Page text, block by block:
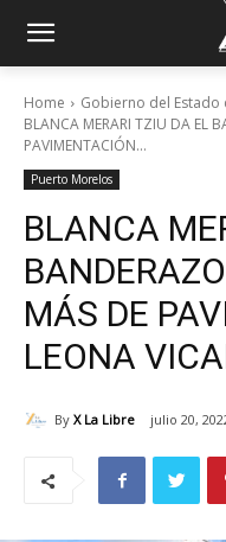
Home Gobierno del Estado
BLANCA MERARI TZIU DA EL
PAVIMENTACIÓN...
Puerto Morelos
BLANCA
MÁS DE
LEONA
By X La Libre julio 20,